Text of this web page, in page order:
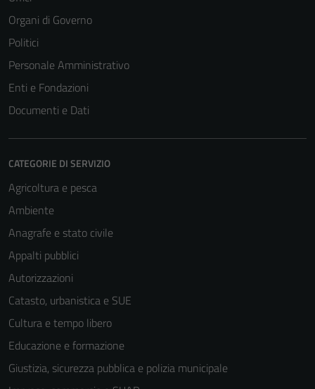
Organi di Governo
Politici
Personale Amministrativo
Enti e Fondazioni
Documenti e Dati
CATEGORIE DI SERVIZIO
Agricoltura e pesca
Ambiente
Anagrafe e stato civile
Appalti pubblici
Autorizzazioni
Catasto, urbanistica e SUE
Cultura e tempo libero
Educazione e formazione
Giustizia, sicurezza pubblica e polizia municipale